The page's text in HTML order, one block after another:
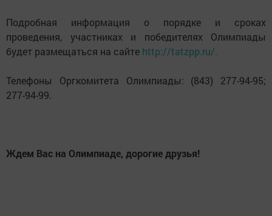
Подробная информация о порядке и сроках
проведения, участниках и победителях Олимпиады
будет размещаться на сайте http://tatzpp.ru/.
Телефоны Оргкомитета Олимпиады: (843) 277-94-95;
277-94-99.
Ждем Вас на Олимпиаде, дорогие друзья!